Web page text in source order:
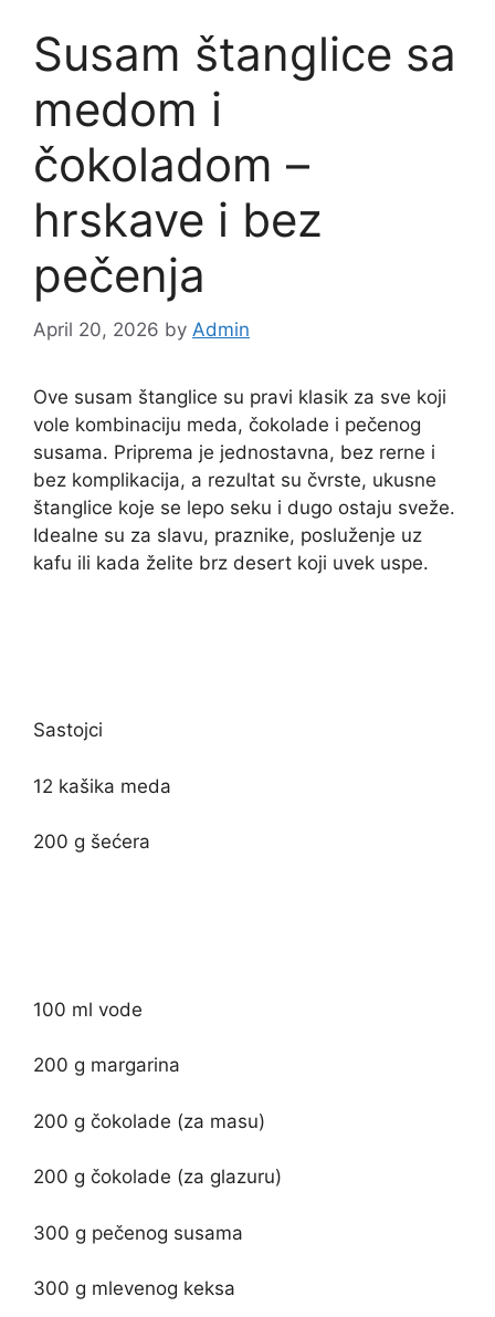
Susam štanglice sa
medom i
čokoladom –
hrskave i bez
pečenja
April 20, 2026 by Admin
Ove susam štanglice su pravi klasik za sve koji
vole kombinaciju meda, čokolade i pečenog
susama. Priprema je jednostavna, bez rerne i
bez komplikacija, a rezultat su čvrste, ukusne
štanglice koje se lepo seku i dugo ostaju sveže.
Idealne su za slavu, praznike, posluženje uz
kafu ili kada želite brz desert koji uvek uspe.
Sastojci
12 kašika meda
200 g šećera
100 ml vode
200 g margarina
200 g čokolade (za masu)
200 g čokolade (za glazuru)
300 g pečenog susama
300 g mlevenog keksa